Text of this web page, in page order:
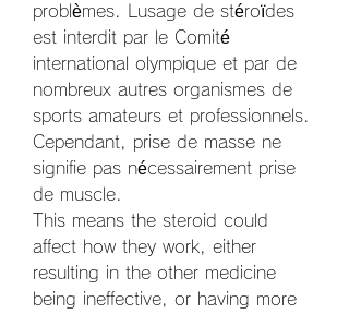
problèmes. Lusage de stéroïdes
est interdit par le Comité
international olympique et par de
nombreux autres organismes de
sports amateurs et professionnels.
Cependant, prise de masse ne
signifie pas nécessairement prise
de muscle.
This means the steroid could
affect how they work, either
resulting in the other medicine
being ineffective, or having more